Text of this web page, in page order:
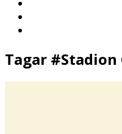
Tagar #Stadion